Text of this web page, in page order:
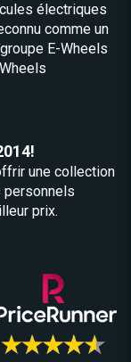
électriques
comme un
E-Wheels
une collection
prix.